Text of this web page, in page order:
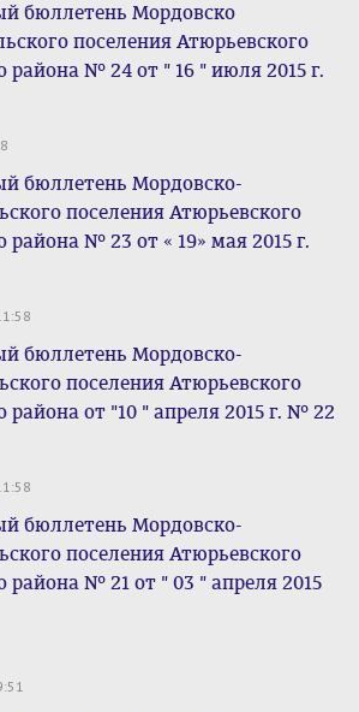
бюллетень Мордовско
поселения Атюрьевского
№ 24 от " 16 " июля 2015 г.
бюллетень Мордовско-
поселения Атюрьевского
№ 23 от « 19» мая 2015 г.
бюллетень Мордовско-
поселения Атюрьевского
от "10 " апреля 2015 г. № 22
бюллетень Мордовско-
поселения Атюрьевского
№ 21 от " 03 " апреля 2015